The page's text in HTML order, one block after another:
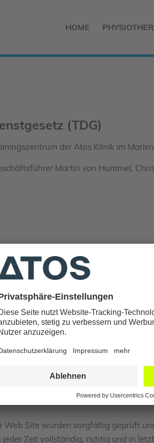
HOME
(TDG)
der Atos Klinik im
Martin von Hummel,
für Links“ hat das
hat. Dies kann – so das LG –
von allen Inhalten aller
angebrachten Links.
Site wurden sorgfältig geprüft
Zeit vollständig, richtig und in